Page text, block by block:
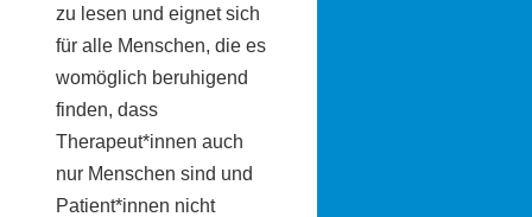
zu lesen und eignet sich
für alle Menschen, die es
womöglich beruhigend
finden, dass
Therapeut*innen auch
nur Menschen sind und
Patient*innen nicht